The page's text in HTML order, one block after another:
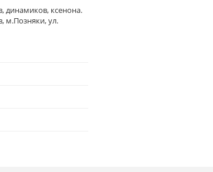
динамиков, ксенона.
м.Позняки, ул.